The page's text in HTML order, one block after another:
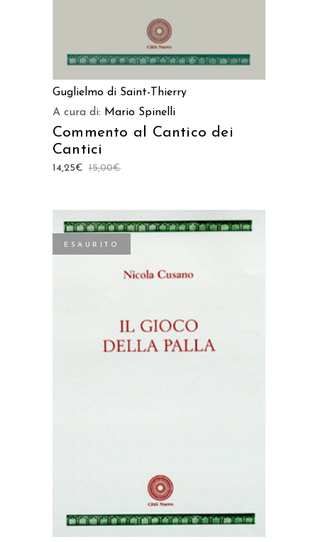
Guglielmo di Saint-Thierry
A cura di: Mario Spinelli
Commento al Cantico dei
Cantici
15,00€
14,25€
ESAURITO